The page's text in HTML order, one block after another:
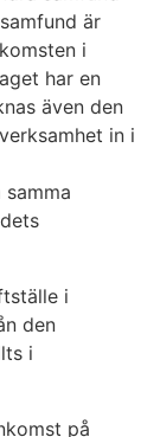
är
i
har en
även den
in i
i
den
i
på